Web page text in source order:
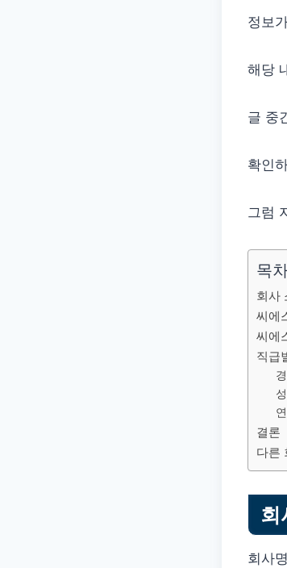
정보
해당
글 중
확인
그럼
목
회사
씨에
씨에
직급
결론
다른
회
회사